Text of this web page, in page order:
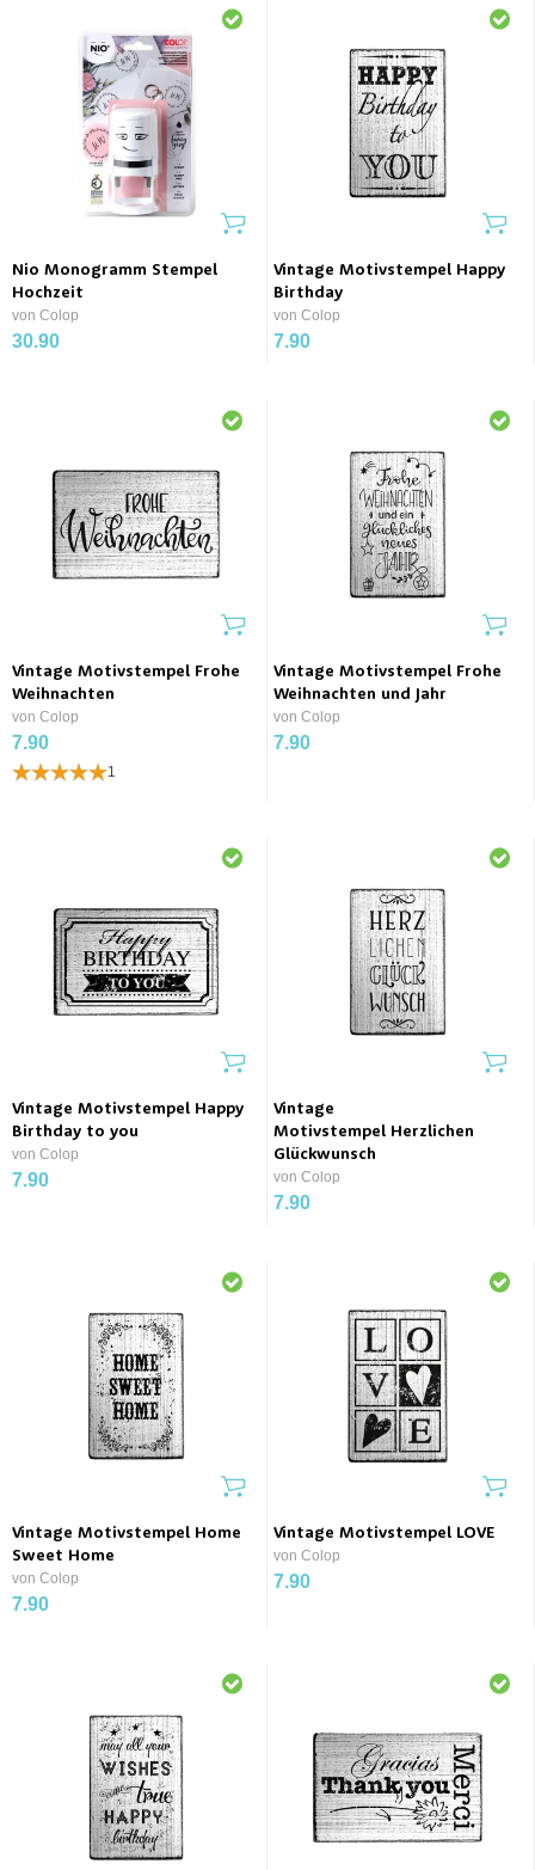
Nio Monogramm Stempel
Hochzeit
von Colop
30.90
Vintage Motivstempel Happy
Birthday
von Colop
7.90
Vintage Motivstempel Frohe
Weihnachten
von Colop
7.90
1
Vintage Motivstempel Frohe
Weihnachten und Jahr
von Colop
7.90
Vintage Motivstempel Happy
Birthday to you
von Colop
7.90
Vintage
Motivstempel Herzlichen
Glückwunsch
von Colop
7.90
Vintage Motivstempel Home
Sweet Home
von Colop
7.90
Vintage Motivstempel LOVE
von Colop
7.90